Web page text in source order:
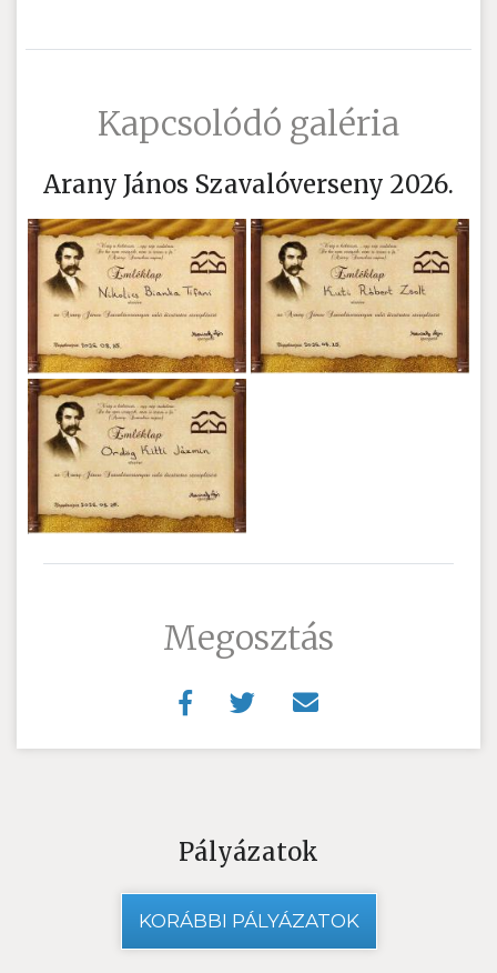
Kapcsolódó galéria
Arany János Szavalóverseny 2026.
Megosztás
Pályázatok
KORÁBBI PÁLYÁZATOK